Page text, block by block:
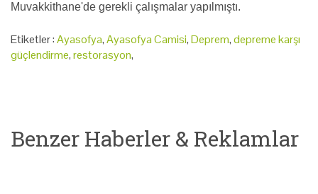
Muvakkithane'de gerekli çalışmalar yapılmıştı.
Etiketler :Ayasofya,Ayasofya Camisi,Deprem,depreme karşı
güçlendirme,restorasyon,
Benzer Haberler & Reklamlar